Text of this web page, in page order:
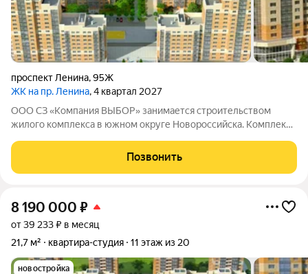
проспект Ленина,95Ж
ЖК на пр. Ленина, 4 квартал 2027
ООО СЗ «Компания ВЫБОР» занимается строительством
жилого комплекса в южном округе Новороссийска. Комплекс
творчества, в шаговой доступности от Суджукской косы.
Район отличается благоприятной
Позвонить
8 190 000 ₽
от 39 233 ₽ в месяц
21,7 м²
квартира-студия 11 этаж из 20
новостройка